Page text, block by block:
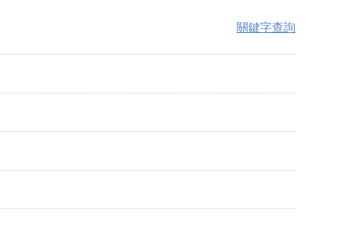
關鍵字查詢